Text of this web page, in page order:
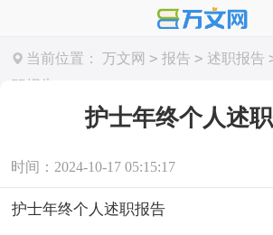
当前位置： 万文网 > 报告 > 述职报告
职报告
护士年终个人述
时间：2024-10-17 05:15:17
护士年终个人述职报告